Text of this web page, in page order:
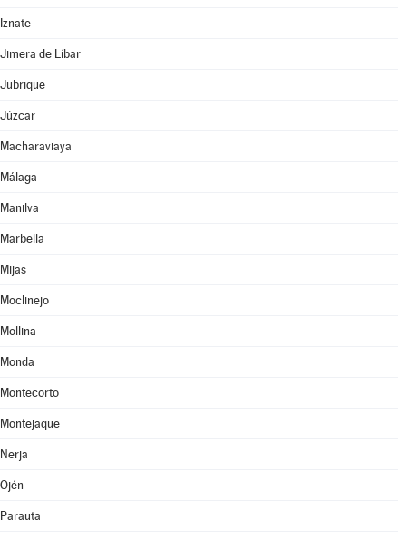
Iznate
Jimera de Líbar
Jubrique
Júzcar
Macharaviaya
Málaga
Manilva
Marbella
Mijas
Moclinejo
Mollina
Monda
Montecorto
Montejaque
Nerja
Ojén
Parauta